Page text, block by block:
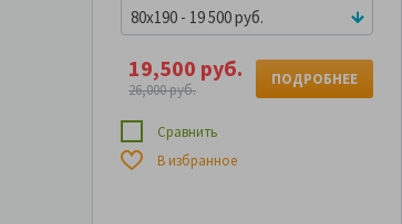
80x190 - 19 500 руб.
19,500 руб.
26,000 руб.
ПОДРОБНЕЕ
Сравнить
В избранное